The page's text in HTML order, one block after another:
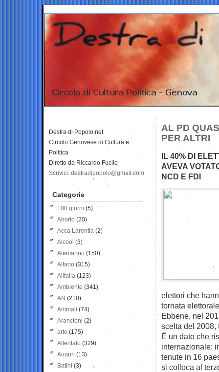
AL PD
PER ALTRI
IL 40% DI
AVEVA
NCD E FDI
elettori che
tornata
Ebbene, nel
scelta del 2008,
È un dato che
internazionale:
tenute in 16
si colloca al
Destra di Popolo.net
Circolo Genovese di Cultura e
Politica
Diretto da Riccardo Fucile
Scrivici: destradipopolo@gmail.com
Categorie
100 giorni (5)
Aborto (20)
Acca Larentia (2)
Alcool (3)
Alemanno (150)
Alfano (315)
Alitalia (123)
Ambiente (341)
AN (210)
Animali (74)
Arancioni (2)
arte (175)
Attentato (329)
Auguri (13)
Batini (3)